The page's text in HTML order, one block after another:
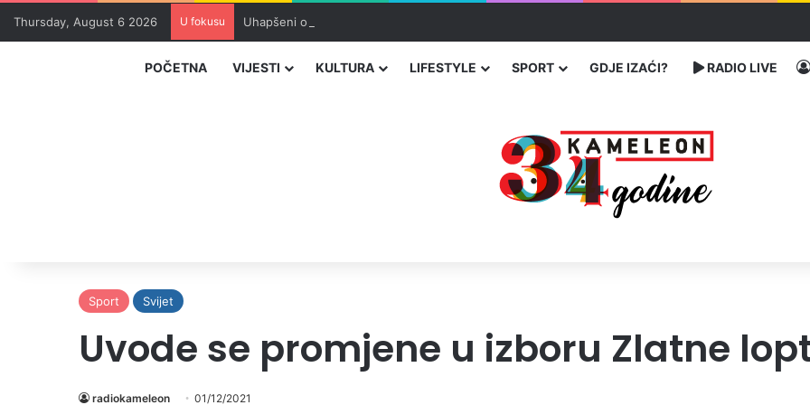
Thursday, August 6 2026 U fokusu Uhapšeni organizatori krijumčarenja migranata preko BiH i Balkana
POČETNA VIJESTI KULTURA LIFESTYLE SPORT GDJE IZAĆI? RADIO LIVE
Sport Svijet
Uvode se promjene u izboru Zlatne
radiokameleon 01/12/2021